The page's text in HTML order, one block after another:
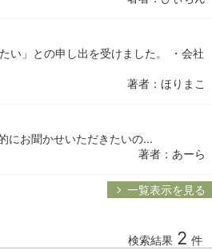
い」との申し出を受けました。 ・会社
著者：ほりまこ
にお聞かせいただきたいの...
著者：あーら
一覧表示を見る
検索結果 2 件